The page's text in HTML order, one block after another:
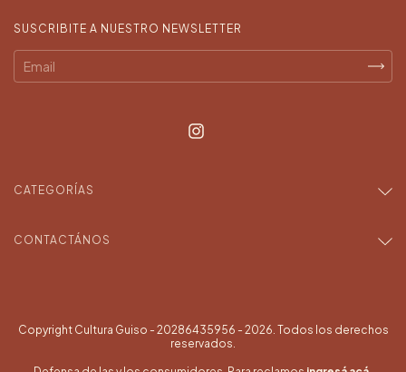
SUSCRIBITE A NUESTRO NEWSLETTER
CATEGORÍAS
CONTACTÁNOS
Copyright Cultura Guiso - 20286435956 - 2026. Todos los derechos
reservados.